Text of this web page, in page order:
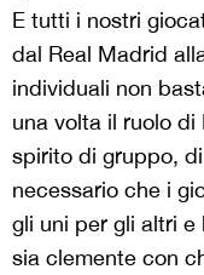
E tutti i nostri
dal Real Madrid
individuali non
una volta il ruolo
spirito di gruppo,
necessario che i
gli uni per gli altri e
sia clemente con